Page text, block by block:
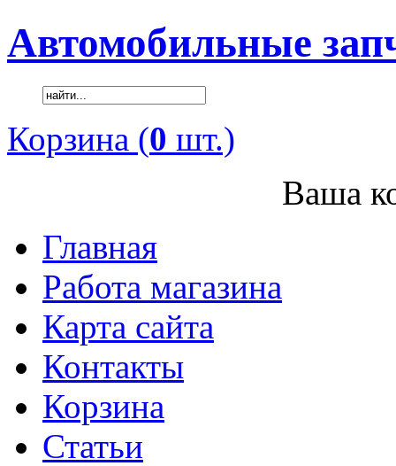
Автомобильные
Корзина (0 шт.)
Ваша
Главная
Работа магазина
Карта сайта
Контакты
Корзина
Статьи